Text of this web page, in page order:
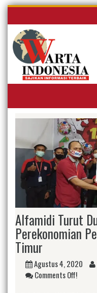
Skip
content
Alfamidi Turut
Perekonomian
Timur
Agustus 4, 2020
Comments Off!